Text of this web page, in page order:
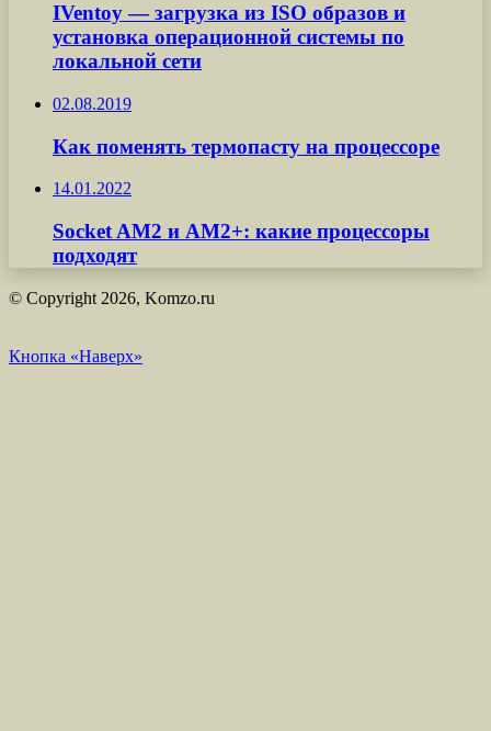
IVentoy — загрузка из ISO образов и
установка операционной системы по
локальной сети
02.08.2019
Как поменять термопасту на процессоре
14.01.2022
Socket AM2 и AM2+: какие процессоры
подходят
© Copyright 2026, Komzo.ru
Кнопка «Наверх»